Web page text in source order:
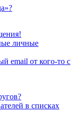
личные
email от кого-то с
в списках